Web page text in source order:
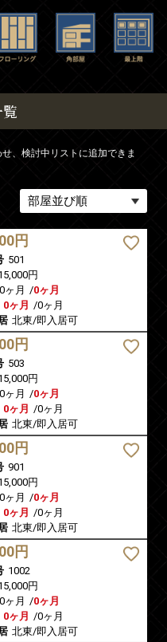
、検討中リストに追加できま
円
501
円
ヶ月 /0ヶ月
0ヶ月 /0ヶ月
北東/即入居可
円
503
円
ヶ月 /0ヶ月
0ヶ月 /0ヶ月
北東/即入居可
円
901
円
ヶ月 /0ヶ月
0ヶ月 /0ヶ月
北東/即入居可
円
1002
円
ヶ月 /0ヶ月
0ヶ月 /0ヶ月
北東/即入居可